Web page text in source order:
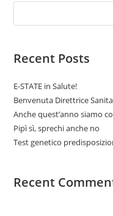
Recent Posts
E-STATE in Salute!
Benvenuta Direttrice
Anche quest’anno siamo
Pipì sì, sprechi anche no
Test genetico
Recent